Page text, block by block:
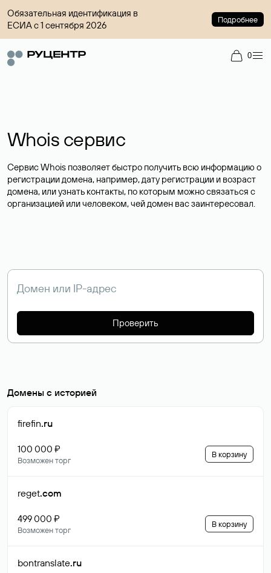
Обязательная идентификация в
ЕСИА с 1 сентября 2026
Подробнее
0
Whois сервис
Сервис Whois позволяет быстро получить всю информацию о
регистрации домена, например, дату регистрации и возраст
домена, или узнать контакты, по которым можно связаться с
организацией или человеком, чей домен вас заинтересовал.
Проверить
Домены с историей
firefin.ru
100 000 ₽
Возможен торг
В корзину
reget.com
499 000 ₽
Возможен торг
В корзину
bontranslate.ru